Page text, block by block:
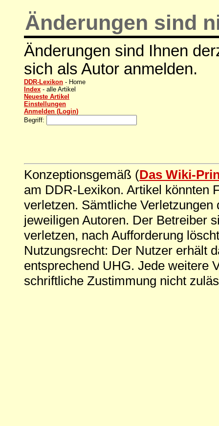
Änderungen sind
Änderungen sind Ihnen
sich als Autor anmelden.
DDR-Lexikon - Home
Index - alle Artikel
Neueste Artikel
Einstellungen
Anmelden (Login)
Begriff:
Konzeptionsgemäß (Das Wiki-
am DDR-Lexikon. Artikel könnten
verletzen. Sämtliche
jeweiligen Autoren. Der Betreiber
verletzen, nach Aufforderung
Nutzungsrecht: Der Nutzer erhält
entsprechend UHG. Jede weitere
schriftliche Zustimmung nicht